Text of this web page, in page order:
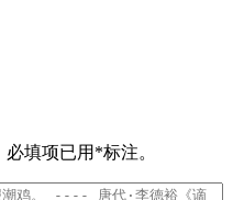
必填项已用 *标注。